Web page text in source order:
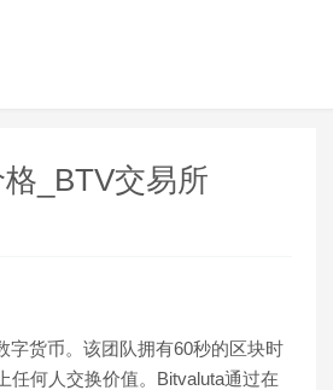
_BTV交易所
字货币。该团队拥有60秒的区块时
任何人交换价值。Bitvaluta通过在